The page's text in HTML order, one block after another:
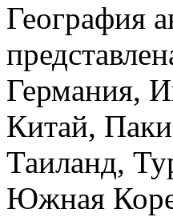
География
Германия,
Китай,
Таиланд,
Южная